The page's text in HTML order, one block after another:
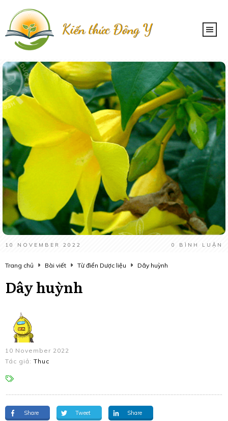
Kiến thức Đông Y
10 NOVEMBER 2022 0 BÌNH LUẬN
Trang chủ Bài viết Từ điển Dược liệu Dây huỳnh
Dây huỳnh
10 November 2022
Tác giả: Thuc
Share Tweet Share